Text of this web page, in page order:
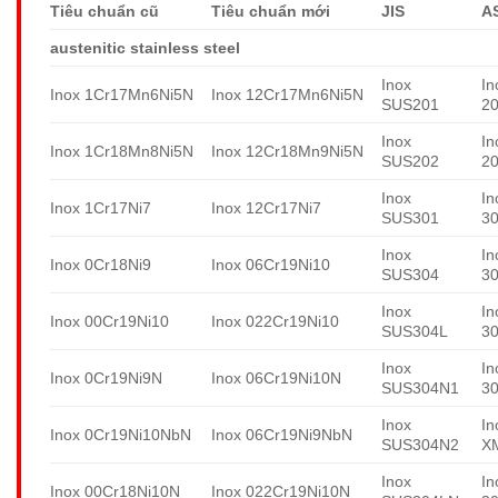
Tiêu chuẩn cũ Tiêu chuẩn mới JIS
austenitic stainless steel
Inox 1Cr17Mn6Ni5N Inox 12Cr17Mn6Ni5N
Inox
SUS201
Inox 1Cr18Mn8Ni5N Inox 12Cr18Mn9Ni5N
Inox
SUS202
Inox 1Cr17Ni7 Inox 12Cr17Ni7
Inox
SUS301
Inox 0Cr18Ni9 Inox 06Cr19Ni10
Inox
SUS304
Inox 00Cr19Ni10 Inox 022Cr19Ni10
Inox
SUS304L
Inox 0Cr19Ni9N Inox 06Cr19Ni10N
Inox
SUS304N1
Inox 0Cr19Ni10NbN Inox 06Cr19Ni9NbN
Inox
SUS304N2
Inox 00Cr18Ni10N Inox 022Cr19Ni10N
Inox